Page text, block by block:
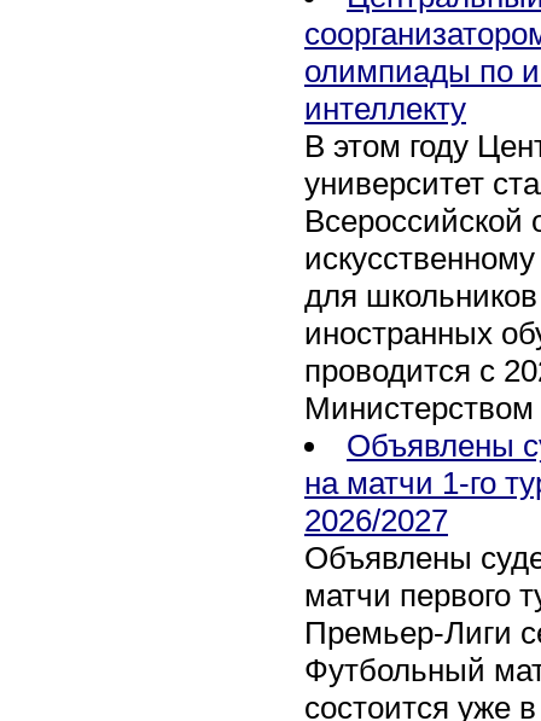
олимпиады по
интеллекту
В этом году
университет
для
иностранных
проводится с
Министерством
Объявлены
на матчи 1-го
2026/2027
Объявлены
матчи первого
Премьер-Лиги
Футбольный
состоится уже